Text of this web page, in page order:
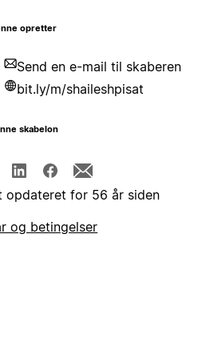
opretter
Send en e-mail til skaberen
bit.ly/m/shaileshpisat
skabelon
opdateret for 56 år siden
og betingelser